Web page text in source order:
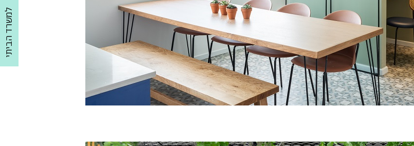
למשרד הביתי